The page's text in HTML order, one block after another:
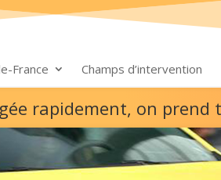
France Champs d’intervention
rapidement, on prend